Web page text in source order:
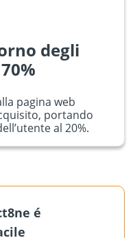
degli
pagina web
portando
al 20%.
é